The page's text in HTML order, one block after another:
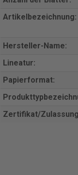
Artikelbezeichnung:
Hersteller-Name:
Lineatur:
Papierformat:
Zertifikat/